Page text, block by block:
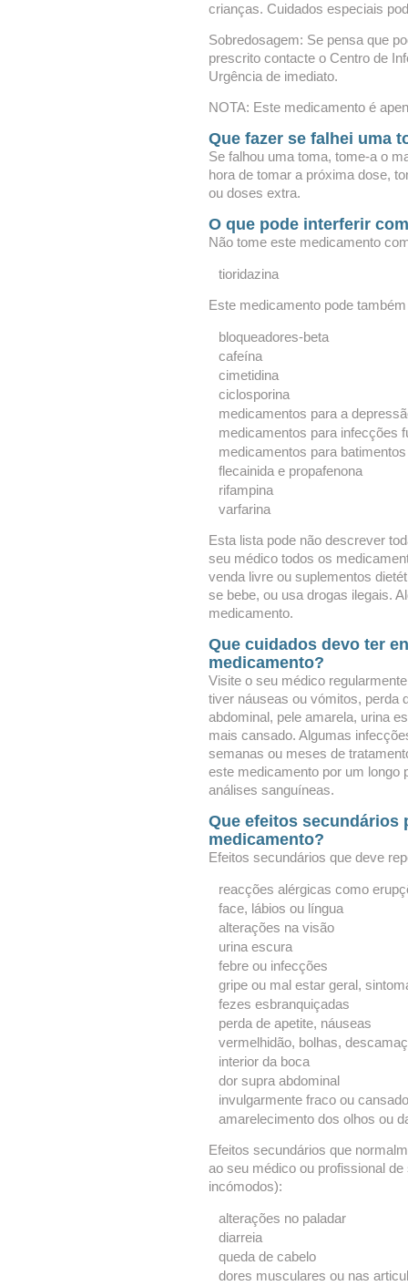
crianças. Cuidados especiais
Sobredosagem: Se pensa que
prescrito contacte o Centro de
Urgência de imediato.
NOTA: Este medicamento é
Que fazer se falhei uma
Se falhou uma toma, tome-a o
hora de tomar a próxima dose,
ou doses extra.
O que pode interferir
Não tome este medicamento
tioridazina
Este medicamento pode
bloqueadores-beta
cafeína
cimetidina
ciclosporina
medicamentos para a
medicamentos para infecções
medicamentos para
flecainida e propafenona
rifampina
varfarina
Esta lista pode não descrever
seu médico todos os
venda livre ou suplementos
se bebe, ou usa drogas ilegais.
medicamento.
Que cuidados devo ter
medicamento?
Visite o seu médico
tiver náuseas ou vómitos, perda
abdominal, pele amarela, urina
mais cansado. Algumas
semanas ou meses de
este medicamento por um longo
análises sanguíneas.
Que efeitos secundários
medicamento?
Efeitos secundários que deve
reacções alérgicas como
face, lábios ou língua
alterações na visão
urina escura
febre ou infecções
gripe ou mal estar geral,
fezes esbranquiçadas
perda de apetite, náuseas
vermelhidão, bolhas,
interior da boca
dor supra abdominal
invulgarmente fraco ou cansado
amarelecimento dos olhos ou
Efeitos secundários que
ao seu médico ou profissional
incómodos):
alterações no paladar
diarreia
queda de cabelo
dores musculares ou nas